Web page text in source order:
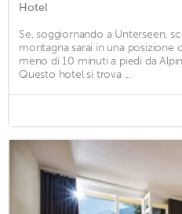
Hotel
Se, soggiornando a Unterseen,
montagna sarai in una posizione
meno di 10 minuti a piedi da
Questo hotel si trova ...